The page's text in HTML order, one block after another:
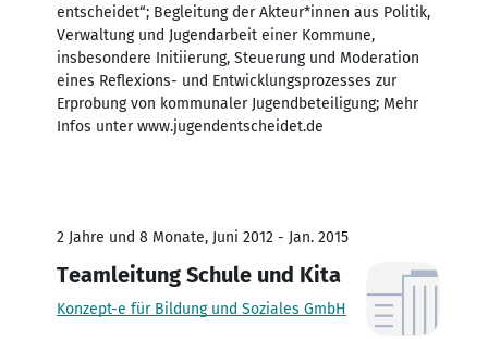
entscheidet“; Begleitung der Akteur*innen aus Politik,
Verwaltung und Jugendarbeit einer Kommune,
insbesondere Initiierung, Steuerung und Moderation
eines Reflexions- und Entwicklungsprozesses zur
Erprobung von kommunaler Jugendbeteiligung; Mehr
Infos unter www.jugendentscheidet.de
2 Jahre und 8 Monate, Juni 2012 - Jan. 2015
Teamleitung Schule und Kita
Konzept-e für Bildung und Soziales GmbH